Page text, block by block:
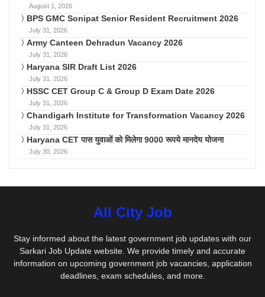
August 1, 2026
BPS GMC Sonipat Senior Resident Recruitment 2026
July 31, 2026
Army Canteen Dehradun Vacancy 2026
July 31, 2026
Haryana SIR Draft List 2026
July 31, 2026
HSSC CET Group C & Group D Exam Date 2026
July 31, 2026
Chandigarh Institute for Transformation Vacancy 2026
July 31, 2026
Haryana CET पास युवाओं को मिलेगा 9000 रूपये मानदेय योजना
July 30, 2026
All City Job
Stay informed about the latest government job updates with our
Sarkari Job Update website. We provide timely and accurate
information on upcoming government job vacancies, application
deadlines, exam schedules, and more.